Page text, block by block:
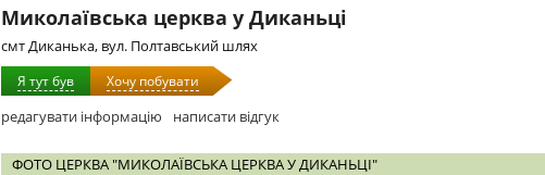
Миколаївська церква у Диканьці
смт Диканька, вул. Полтавський шлях
Я тут був Хочу побувати
редагувати інформацію написати відгук
ФОТО ЦЕРКВА "МИКОЛАЇВСЬКА ЦЕРКВА У ДИКАНЬЦІ"